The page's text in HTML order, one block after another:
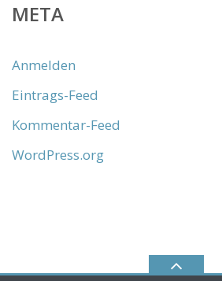
META
Anmelden
Eintrags-Feed
Kommentar-Feed
WordPress.org